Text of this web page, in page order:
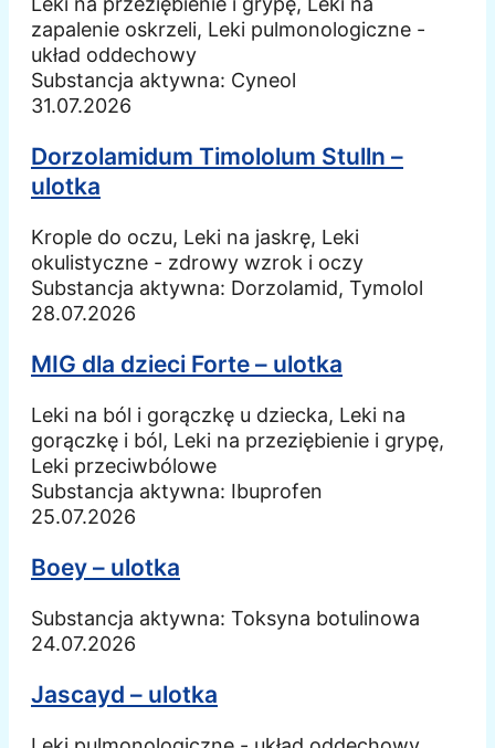
zapalenie oskrzeli, Leki pulmonologiczne -
układ oddechowy
Substancja aktywna: Cyneol
31.07.2026
Dorzolamidum Timololum Stulln –
ulotka
Krople do oczu, Leki na jaskrę, Leki
okulistyczne - zdrowy wzrok i oczy
Substancja aktywna: Dorzolamid, Tymolol
28.07.2026
MIG dla dzieci Forte – ulotka
Leki na ból i gorączkę u dziecka, Leki na
gorączkę i ból, Leki na przeziębienie i grypę,
Leki przeciwbólowe
Substancja aktywna: Ibuprofen
25.07.2026
Boey – ulotka
Substancja aktywna: Toksyna botulinowa
24.07.2026
Jascayd – ulotka